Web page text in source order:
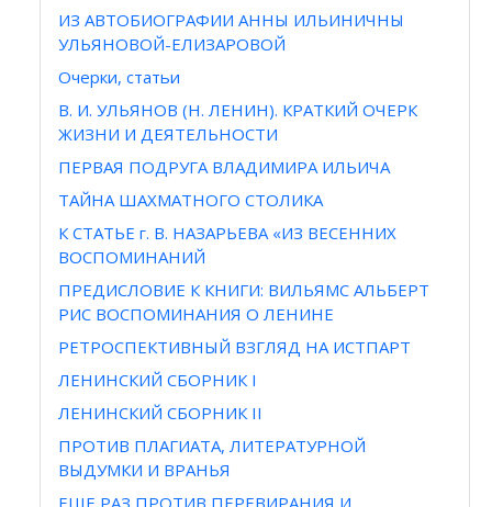
ИЗ АВТОБИОГРАФИИ АННЫ ИЛЬИНИЧНЫ
УЛЬЯНОВОЙ-ЕЛИЗАРОВОЙ
Очерки, статьи
В. И. УЛЬЯНОВ (Н. ЛЕНИН). КРАТКИЙ ОЧЕРК
ЖИЗНИ И ДЕЯТЕЛЬНОСТИ
ПЕРВАЯ ПОДРУГА ВЛАДИМИРА ИЛЬИЧА
ТАЙНА ШАХМАТНОГО СТОЛИКА
К СТАТЬЕ г. В. НАЗАРЬЕВА «ИЗ ВЕСЕННИХ
ВОСПОМИНАНИЙ
ПРЕДИСЛОВИЕ К КНИГИ: ВИЛЬЯМС АЛЬБЕРТ
РИС ВОСПОМИНАНИЯ О ЛЕНИНЕ
РЕТРОСПЕКТИВНЫЙ ВЗГЛЯД НА ИСТПАРТ
ЛЕНИНСКИЙ СБОРНИК I
ЛЕНИНСКИЙ СБОРНИК II
ПРОТИВ ПЛАГИАТА, ЛИТЕРАТУРНОЙ
ВЫДУМКИ И ВРАНЬЯ